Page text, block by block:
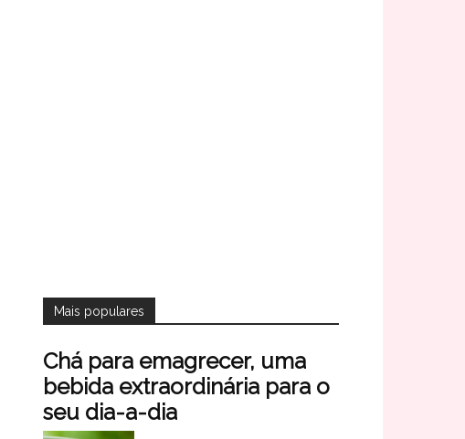
Mais populares
Chá para emagrecer, uma
bebida extraordinária para o
seu dia-a-dia